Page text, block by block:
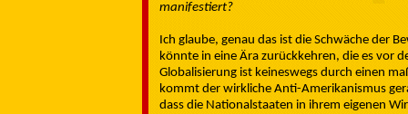
manifestiert?
Ich glaube, genau das ist die Schwäche der
könnte in eine Ära zurückkehren, die es vor
Globalisierung ist keineswegs durch einen
kommt der wirkliche Anti-Amerikanismus
dass die Nationalstaaten in ihrem eigenen